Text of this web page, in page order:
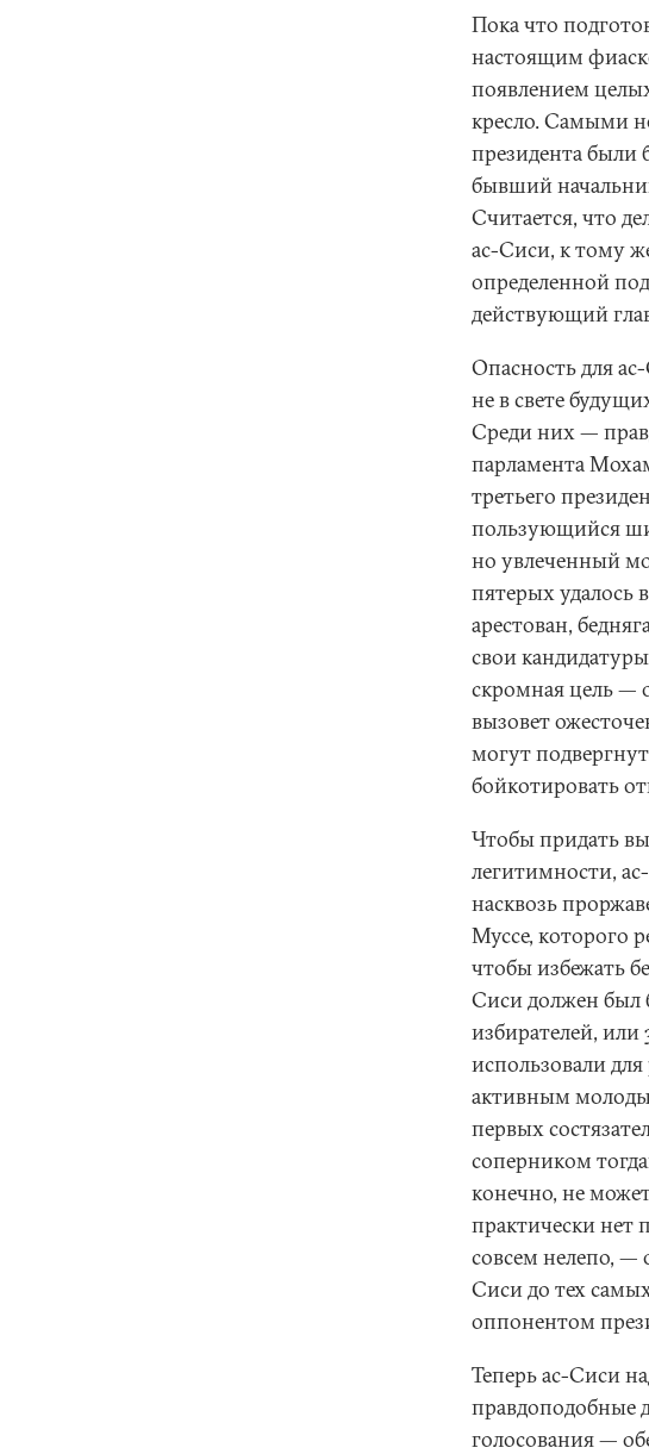
Пока что
настоящим
появлением
кресло. Самыми
президента
бывший
Считается, что
ас-Сиси, к тому
определенной
действующий
Опасность для
не в свете
Среди них —
парламента
третьего
пользующийся
но увлеченный
пятерых удалось
арестован,
свои
скромная цель —
вызовет
могут
бойкотировать
Чтобы придать
легитимности,
насквозь
Муссе, которого
чтобы избежать
Сиси должен был
избирателей,
использовали
активным
первых
соперником
конечно, не
практически нет
совсем нелепо, —
Сиси до тех
оппонентом
Теперь ас-Сиси
правдоподобные
голосования —